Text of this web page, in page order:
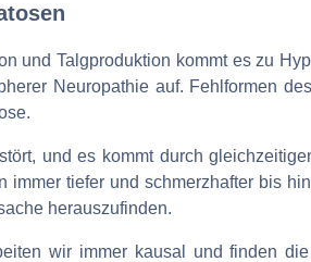
und Talgproduktion kommt es zu
Neuropathie auf. Fehlformen
und es kommt durch
immer tiefer und schmerzhafter bis
herauszufinden.
wir immer kausal und finden